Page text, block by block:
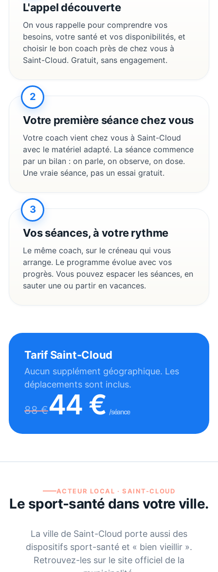
L'appel découverte
On vous rappelle pour comprendre vos
besoins, votre santé et vos disponibilités, et
choisir le bon coach près de chez vous à
Saint-Cloud. Gratuit, sans engagement.
2
Votre première séance chez vous
Votre coach vient chez vous à Saint-Cloud
avec le matériel adapté. La séance commence
par un bilan : on parle, on observe, on dose.
Une vraie séance, pas un essai gratuit.
3
Vos séances, à votre rythme
Le même coach, sur le créneau qui vous
arrange. Le programme évolue avec vos
progrès. Vous pouvez espacer les séances, en
sauter une ou partir en vacances.
TarifSaint-Cloud
Aucun supplément géographique. Les
déplacements sont inclus.
88€44 € /séance
ACTEUR LOCAL ·SAINT-CLOUD
Le sport-santé dans votre ville.
La ville de Saint-Cloud porte aussi des
dispositifs sport-santé et « bien vieillir ».
Retrouvez-les sur le site officiel de la